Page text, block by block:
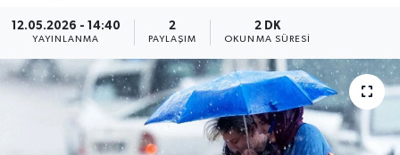
12.05.2026 - 14:40
YAYINLANMA
2
PAYLAŞIM
2 DK
OKUNMA SÜRESI
SAĞLIK
EĞİTİM
İLÇE HABERLERİ
Son Dakika Haberleri
Haber Arşivi